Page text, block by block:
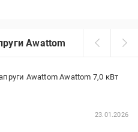
Awattom
Awattom Awattom 7,0 кВт
23.01.2026